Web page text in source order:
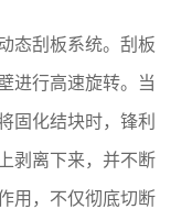
态刮板系统。刮板
进行高速旋转。当
固化结块时，锋利
剥离下来，并不断
用，不仅彻底切断